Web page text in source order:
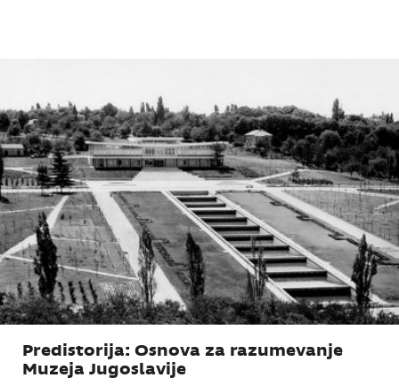
Predistorija: Osnova za razumevanje
Muzeja Jugoslavije